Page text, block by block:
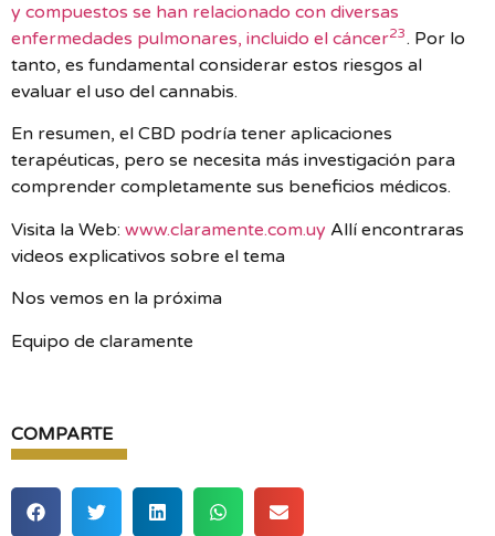
y compuestos se han relacionado con diversas
enfermedades pulmonares, incluido el cáncer23. Por lo
tanto, es fundamental considerar estos riesgos al
evaluar el uso del cannabis.
En resumen, el CBD podría tener aplicaciones
terapéuticas, pero se necesita más investigación para
comprender completamente sus beneficios médicos.
Visita la Web: www.claramente.com.uy Allí encontraras
videos explicativos sobre el tema
Nos vemos en la próxima
Equipo de claramente
COMPARTE